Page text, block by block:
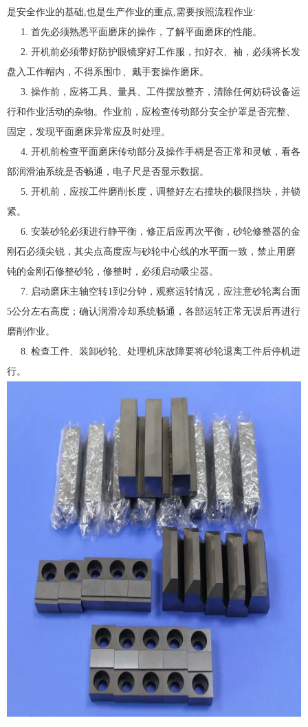
是安全作业的基础,也是生产作业的重点,需要按照流程作业:
1. 首先必须熟悉平面磨床的操作，了解平面磨床的性能。
2. 开机前必须带好防护眼镜穿好工作服，扣好衣、袖，必须将长发
盘入工作帽内，不得系围巾、戴手套操作磨床。
3. 操作前，应将工具、量具、工件摆放整齐，清除任何妨碍设备运
行和作业活动的杂物。作业前，应检查传动部分安全护罩是否完整、
固定，发现平面磨床异常应及时处理。
4. 开机前检查平面磨床传动部分及操作手柄是否正常和灵敏，看各
部润滑油系统是否畅通，电子尺是否显示数据。
5. 开机前，应按工件磨削长度，调整好左右撞块的极限挡块，并锁
紧。
6. 安装砂轮必须进行静平衡，修正后应再次平衡，砂轮修整器的金
刚石必须尖锐，其尖点高度应与砂轮中心线的水平面一致，禁止用磨
钝的金刚石修整砂轮，修整时，必须启动吸尘器。
7. 启动磨床主轴空转1到2分钟，观察运转情况，应注意砂轮离台面
5公分左右高度；确认润滑冷却系统畅通，各部运转正常无误后再进行
磨削作业。
8. 检查工件、装卸砂轮、处理机床故障要将砂轮退离工件后停机进
行。